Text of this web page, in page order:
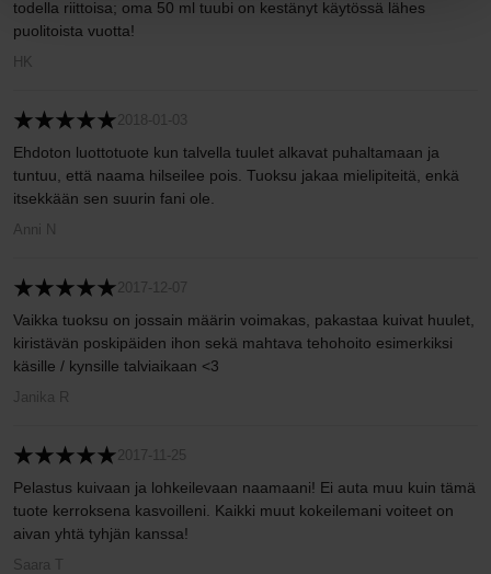
todella riittoisa; oma 50 ml tuubi on kestänyt käytössä lähes
puolitoista vuotta!
HK
2018-01-03
Ehdoton luottotuote kun talvella tuulet alkavat puhaltamaan ja
tuntuu, että naama hilseilee pois. Tuoksu jakaa mielipiteitä, enkä
itsekkään sen suurin fani ole.
Anni N
2017-12-07
Vaikka tuoksu on jossain määrin voimakas, pakastaa kuivat huulet,
kiristävän poskipäiden ihon sekä mahtava tehohoito esimerkiksi
käsille / kynsille talviaikaan <3
Janika R
2017-11-25
Pelastus kuivaan ja lohkeilevaan naamaani! Ei auta muu kuin tämä
tuote kerroksena kasvoilleni. Kaikki muut kokeilemani voiteet on
aivan yhtä tyhjän kanssa!
Saara T